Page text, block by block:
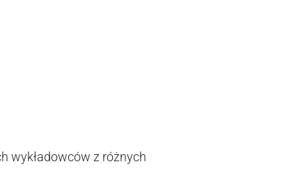
wykładowców z różnych